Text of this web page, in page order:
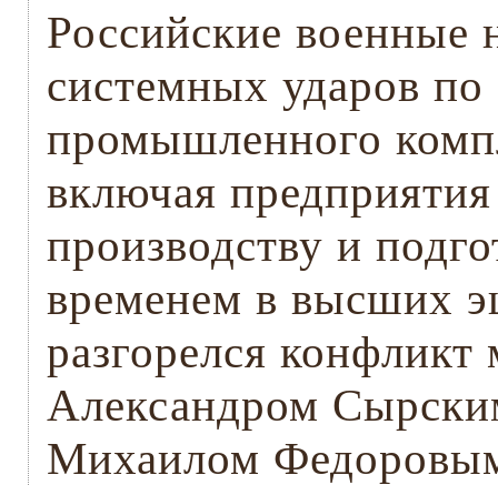
Российские военные
системных ударов
промышленного
включая
производству и
временем в высших
разгорелся
Александром
Михаилом